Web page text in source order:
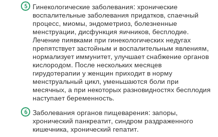
Гинекологические заболевания: хронические
воспалительные заболевания придатков, спаечный
процесс, миомы, эндометриоз, болезненные
менструации, дисфункция яичников, бесплодие.
Лечение пиявками при гинекологических недугах
препятствует застойным и воспалительным явлениям,
нормализует иммунитет, улучшает снабжение органов
кислородом. После нескольких месяцев
гирудотерапии у женщин приходит в норму
менструальный цикл, уменьшаются боли при
месячных, а при некоторых разновидностях бесплодия
наступает беременность.
Заболевания органов пищеварения: запоры,
хронический панкреатит, синдром раздраженного
кишечника, хронический гепатит.